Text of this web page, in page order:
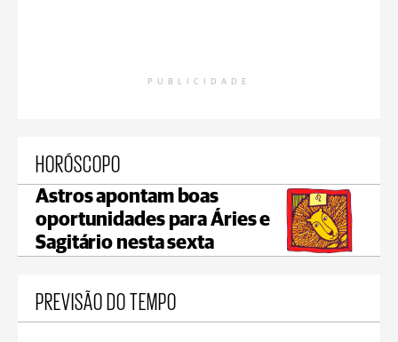
PUBLICIDADE
HORÓSCOPO
Astros apontam boas
oportunidades para Áries e
Sagitário nesta sexta
PREVISÃO DO TEMPO